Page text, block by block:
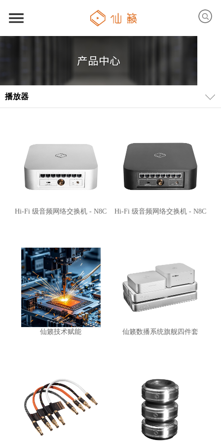
播放器
Hi-Fi 级音频网络交换机 - N8C Hi-Fi 级音频网络交换机 - N8C
仙籁技术赋能 仙籁数播系统旗舰四件套